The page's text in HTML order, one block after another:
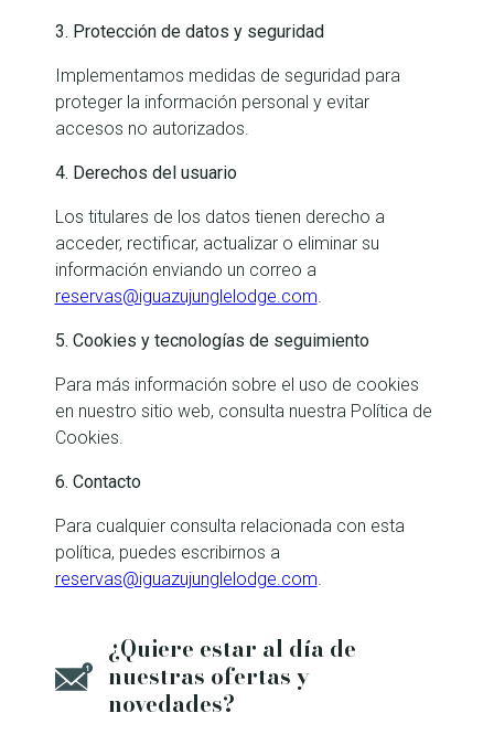
3. Protección de datos y seguridad
Implementamos medidas de seguridad para
proteger la información personal y evitar
accesos no autorizados.
4. Derechos del usuario
Los titulares de los datos tienen derecho a
acceder, rectificar, actualizar o eliminar su
información enviando un correo a
reservas@iguazujunglelodge.com.
5. Cookies y tecnologías de seguimiento
Para más información sobre el uso de cookies
en nuestro sitio web, consulta nuestra Política de
Cookies.
6. Contacto
Para cualquier consulta relacionada con esta
política, puedes escribirnos a
reservas@iguazujunglelodge.com.
¿Quiere estar al día de
nuestras ofertas y
novedades?